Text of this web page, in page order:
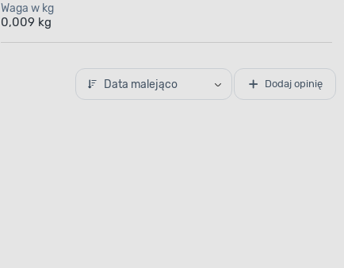
Waga w kg
0,009 kg
Data malejąco Dodaj opinię